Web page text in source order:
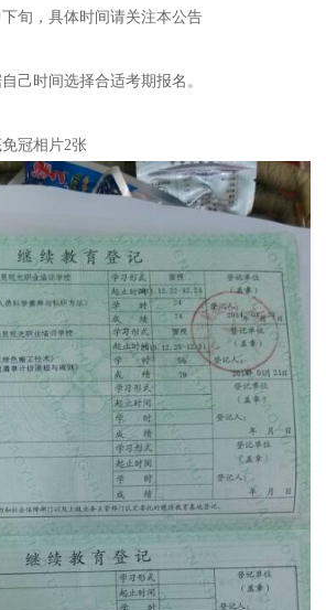
旬，具体时间请关注本公告
己时间选择合适考期报名。
冠相片2张